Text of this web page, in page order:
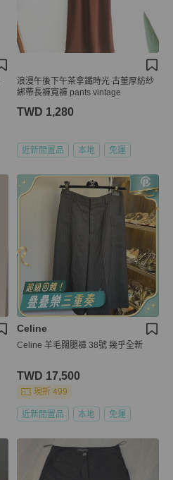
浪漫午後下午茶拿鐵時光 古董厚紡紗
綁帶長褲寬褲 pants vintage
TWD 1,280
近新閒置品 本地 免運
Celine
Celine 羊毛闊腿褲 38號 幾乎全新
TWD 17,500
現折 499
近新閒置品 本地 免運